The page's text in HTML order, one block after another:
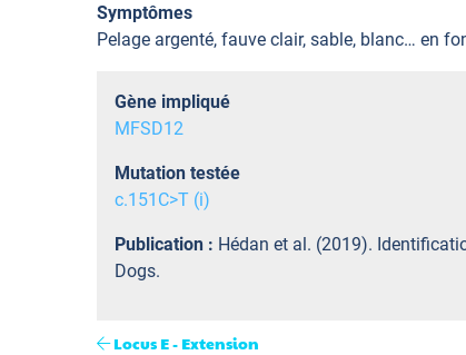
Symptômes
Pelage argenté, fauve clair, sable, blanc… en
Gène impliqué
MFSD12
Mutation testée
c.151C>T (i)
Publication : Hédan et al. (2019).
Dogs.
Locus E - Extension